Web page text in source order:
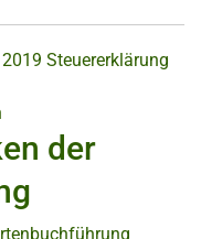
Steuererklärung
der